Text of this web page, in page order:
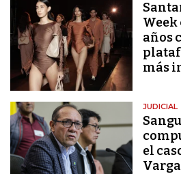
Week
años
más
JUDICIAL
el